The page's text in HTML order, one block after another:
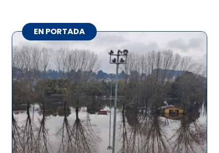
EN PORTADA